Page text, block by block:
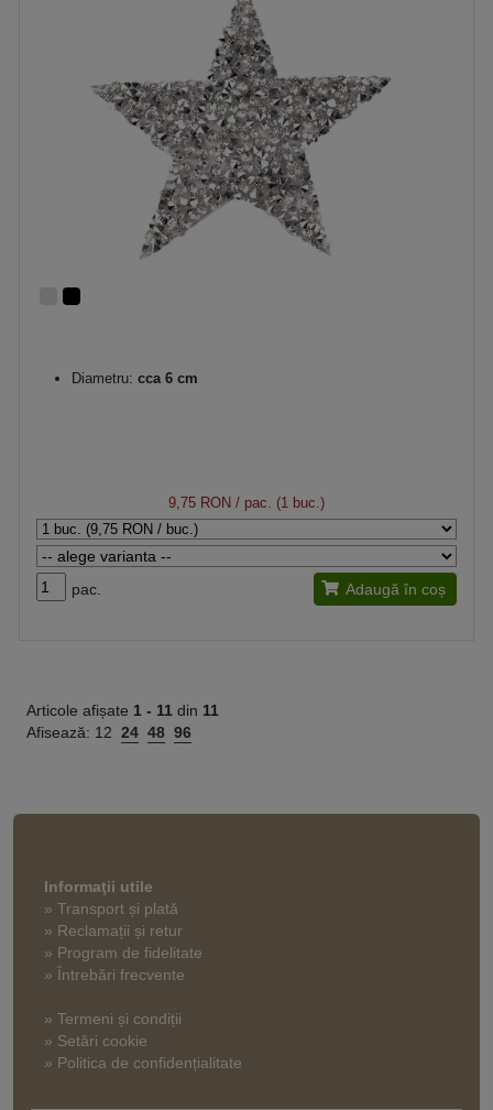
Diametru: cca 6 cm
9,75 RON / pac. (1 buc.)
pac. Adaugă în coș
Articole afișate 1 - 11 din 11
Afisează: 12 24 48 96
Informaţii utile
» Transport și plată
» Reclamații și retur
» Program de fidelitate
» Întrebări frecvente
» Termeni și condiții
» Setări cookie
» Politica de confidențialitate